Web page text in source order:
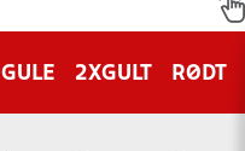
GULE 2XGULT RØDT